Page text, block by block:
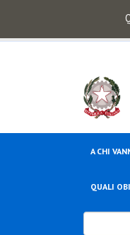
A CHI
QUALI